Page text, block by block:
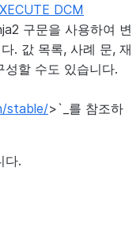
DCM
구문을 사용하여 변
. 값 목록, 사례 문, 재
할 수도 있습니다.
stable/>`_를 참조하
다.